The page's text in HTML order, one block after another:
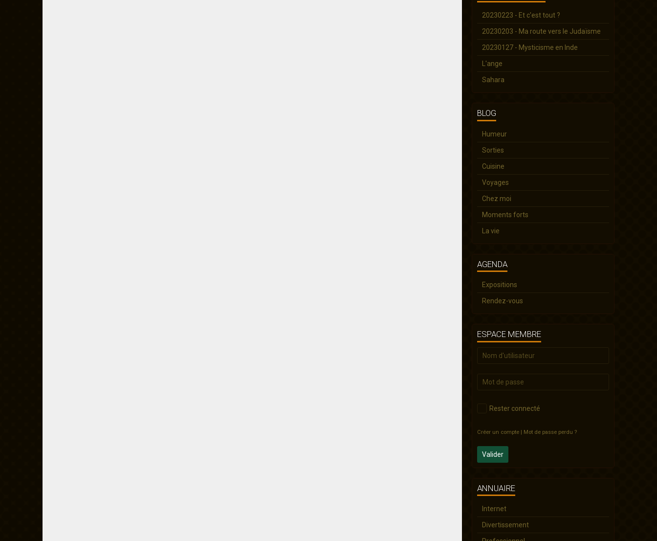
20230223 - Et c'est tout ?
20230203 - Ma route vers le Judaïsme
20230127 - Mysticisme en Inde
L'ange
Sahara
BLOG
Humeur
Sorties
Cuisine
Voyages
Chez moi
Moments forts
La vie
AGENDA
Expositions
Rendez-vous
ESPACE MEMBRE
Rester connecté
Créer un compte| Mot de passe perdu ?
Valider
ANNUAIRE
Internet
Divertissement